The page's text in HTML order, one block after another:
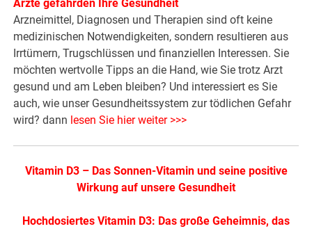
Ärzte gefährden Ihre Gesundheit
Arzneimittel, Diagnosen und Therapien sind oft keine
medizinischen Notwendigkeiten, sondern resultieren aus
Irrtümern, Trugschlüssen und finanziellen Interessen. Sie
möchten wertvolle Tipps an die Hand, wie Sie trotz Arzt
gesund und am Leben bleiben? Und interessiert es Sie
auch, wie unser Gesundheitssystem zur tödlichen Gefahr
wird? dann lesen Sie hier weiter >>>
Vitamin D3 – Das Sonnen-Vitamin und seine positive
Wirkung auf unsere Gesundheit
Hochdosiertes Vitamin D3: Das große Geheimnis, das